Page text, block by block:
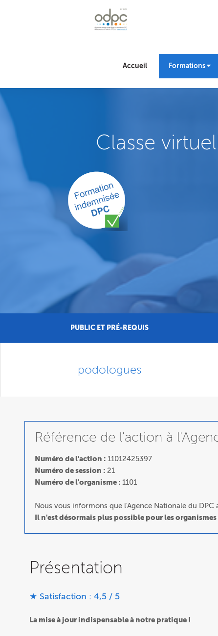
Accueil Formations
Classe
PUBLIC ET PRÉ-REQUIS
podologues
Référence de l'action à
Numéro de l'action :11012425397
Numéro de session : 21
Numéro de l'organisme :1101
Nous vous informons que l'Agence Nationale du DPC
Il n'est désormais plus possible pour les
Présentation
★ Satisfaction : 4,5 / 5
La mise à jour indispensable à notre pratique !